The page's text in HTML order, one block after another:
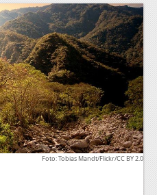
Foto: Tobias Mandt/Flickr/CC BY 2.0